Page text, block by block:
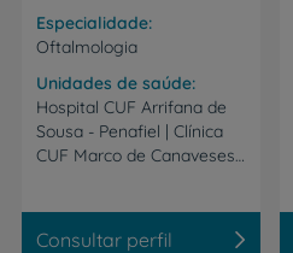
Especialidade
Oftalmologia
Unidades de saúde
Hospital CUF Arrifana de
Sousa - Penafiel | Clínica
CUF Marco de Canaveses | Instituto CUF Porto
Consultar perfil